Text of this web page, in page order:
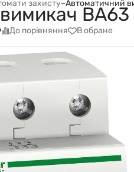
захисту–Автоматичний
До порівняння В обране